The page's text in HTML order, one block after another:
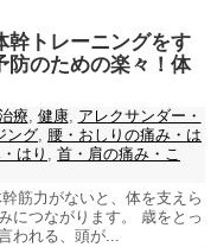
幹トレーニングをす
防のための楽々！体
療, 健康, アレクサンダー・
ング, 腰・おしりの痛み・は
はり , 首・肩の痛み・こ
筋力がないと、体を支えら
につながります。 歳をとっ
われる、頭が...